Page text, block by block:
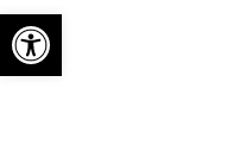
Abrir barra